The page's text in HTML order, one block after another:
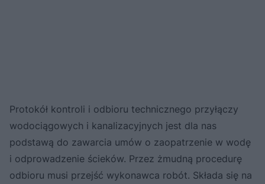
Protokół kontroli i odbioru technicznego przyłączy
wodociągowych i kanalizacyjnych jest dla nas
podstawą do zawarcia umów o zaopatrzenie w wodę
i odprowadzenie ścieków. Przez żmudną procedurę
odbioru musi przejść wykonawca robót. Składa się na